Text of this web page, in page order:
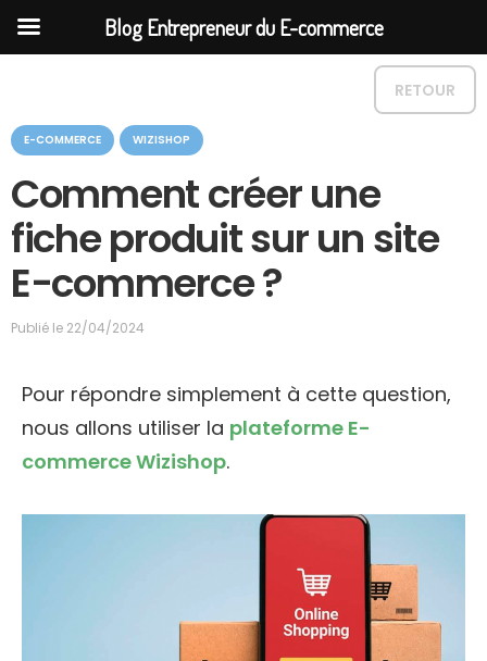
RETOUR
C
a
é
g
o
E-COMMERCE WIZISHOP
Comment créer une
fiche produit sur un site
E-commerce ?
Publié le 22/04/2024
Pour répondre simplement à cette question,
nous allons utiliser la plateforme E-
commerce Wizishop.
Blog Entrepreneur du E-commerce